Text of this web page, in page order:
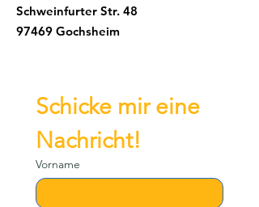
Schweinfurter Str. 48
97469 Gochsheim
Schicke mir eine
Nachricht!
Vorname